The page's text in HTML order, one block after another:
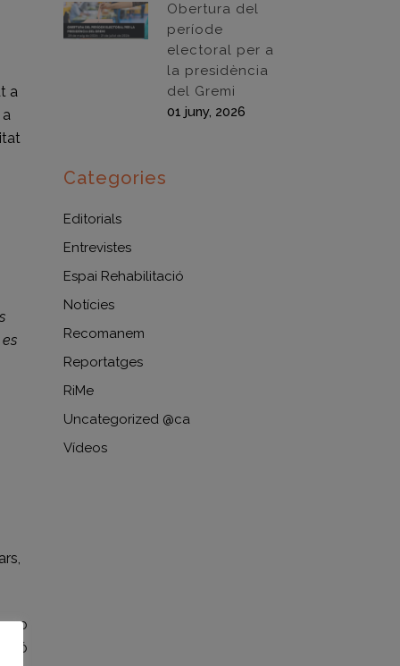
a
Obertura del
període
electoral per a
la presidència
del Gremi
01 juny, 2026
Categories
Editorials
Entrevistes
Espai Rehabilitació
Notícies
Recomanem
Reportatges
RiMe
Uncategorized @ca
Vídeos